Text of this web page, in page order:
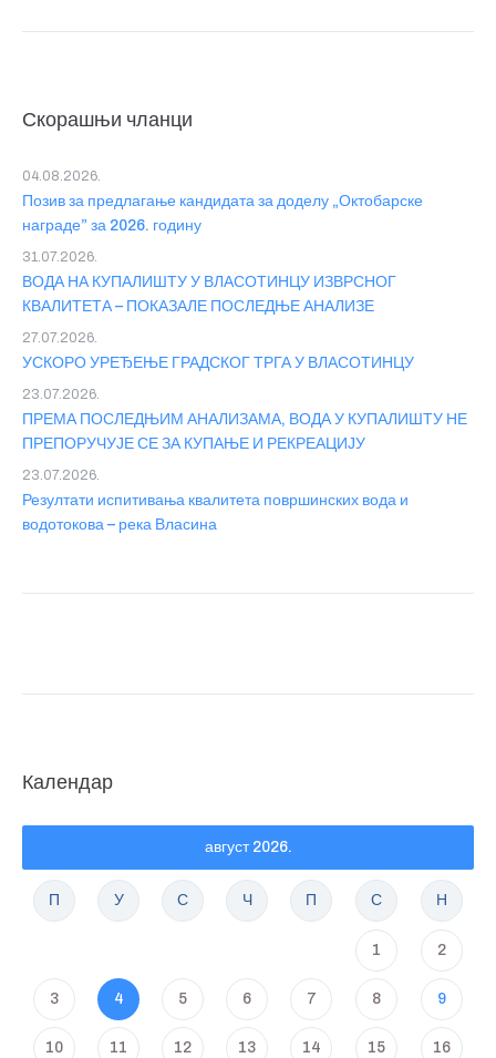
Скорашњи чланци
Позив за предлагање кандидата за доделу „Октобарске
награде” за 2026. годину
04.08.2026.
ВОДА НА КУПАЛИШТУ У ВЛАСОТИНЦУ ИЗВРСНОГ
КВАЛИТЕТА – ПОКАЗАЛЕ ПОСЛЕДЊЕ АНАЛИЗЕ
31.07.2026.
УСКОРО УРЕЂЕЊЕ ГРАДСКОГ ТРГА У ВЛАСОТИНЦУ
27.07.2026.
ПРЕМА ПОСЛЕДЊИМ АНАЛИЗАМА, ВОДА У КУПАЛИШТУ НЕ
ПРЕПОРУЧУЈЕ СЕ ЗА КУПАЊЕ И РЕКРЕАЦИЈУ
23.07.2026.
Резултати испитивања квалитета површинских вода и
водотокова – река Власина
23.07.2026.
Календар
август 2026.
П У С Ч П С Н
1 2
3 4 5 6 7 8 9
10 11 12 13 14 15 16